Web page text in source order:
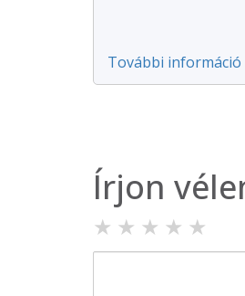
További információ
Írjon
★ ★ ★ ★ ★